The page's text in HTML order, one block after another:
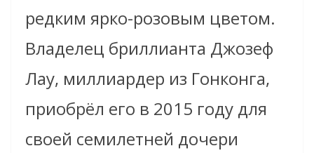
редким ярко-розовым цветом.
Владелец бриллианта Джозеф
Лау, миллиардер из Гонконга,
приобрёл его в 2015 году для
своей семилетней дочери